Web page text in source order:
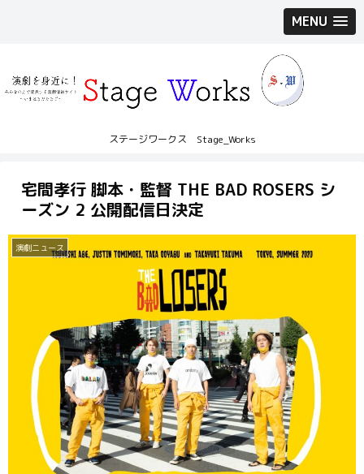
MENU
ステージワークス Stage_Works
宅間孝行 脚本・監督 THE BAD ROSERS シ
ーズン 2 公開配信日決定
演劇ニュース